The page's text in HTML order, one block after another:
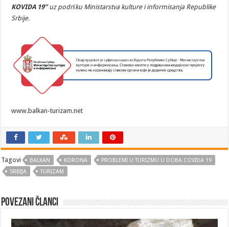
KOVIDA 19”uz podršku Ministarstva kulture i informisanja Republike
Srbije.
www.balkan-turizam.net
Tagovi BALKAN KORONA
PROBLEMI U TURIZMU U DOBA COVIDA 19
SRBIJA
TURIZAM
Povezani članci